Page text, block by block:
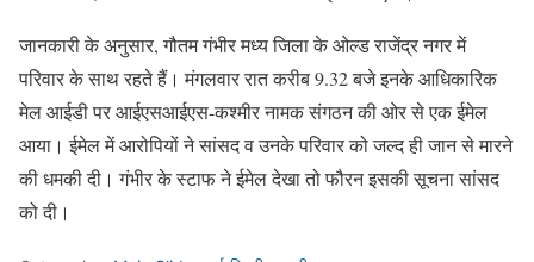
जानकारी के अनुसार, गौतम गंभीर मध्य जिला के ओल्ड राजेंद्र नगर में
परिवार के साथ रहते हैं। मंगलवार रात करीब 9.32 बजे इनके आधिकारिक
मेल आईडी पर आईएसआईएस-कश्मीर नामक संगठन की ओर से एक ईमेल
आया। ईमेल में आरोपियों ने सांसद व उनके परिवार को जल्द ही जान से मारने
की धमकी दी। गंभीर के स्टाफ ने ईमेल देखा तो फौरन इसकी सूचना सांसद
को दी।